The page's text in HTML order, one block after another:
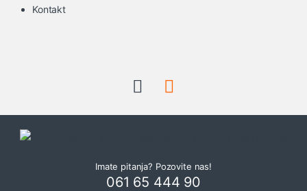
Kontakt
Imate pitanja? Pozovite nas!
061 65 444 90